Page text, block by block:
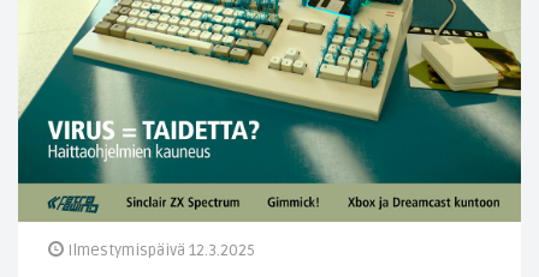
Ilmestymispäivä 12.3.2025